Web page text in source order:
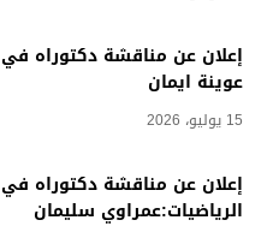
إعلان عن مناقشة دكتوراه في
عوينة ايمان
15 يوليو، 2026
إعلان عن مناقشة دكتوراه في
الرياضيات:عمراوي سليمان